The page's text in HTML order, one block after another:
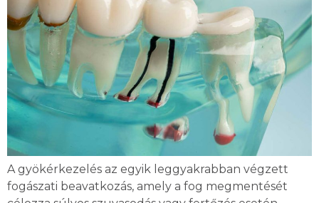
A gyökérkezelés az egyik leggyakrabban végzett
fogászati beavatkozás, amely a fog megmentését